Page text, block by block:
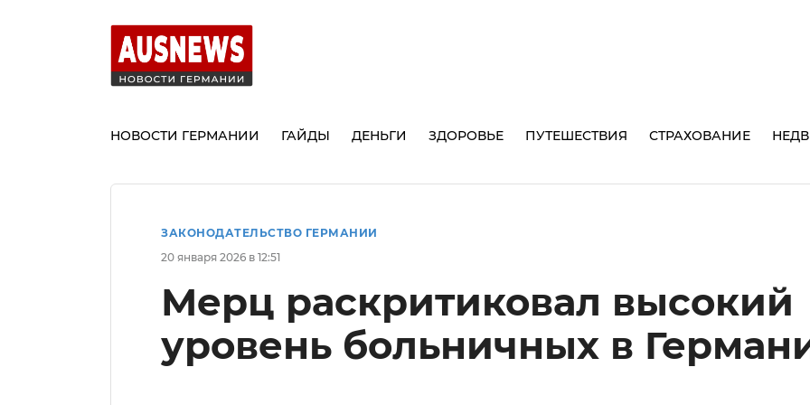
НОВОСТИ ГЕРМАНИИ ГАЙДЫ ДЕНЬГИ ЗДОРОВЬЕ ПУТЕШЕСТВИЯ СТРАХОВАНИЕ
ЗАКОНОДАТЕЛЬСТВО ГЕРМАНИИ
20 января 2026 в 12:51
Мерц раскритиковал высокий
уровень больничных в